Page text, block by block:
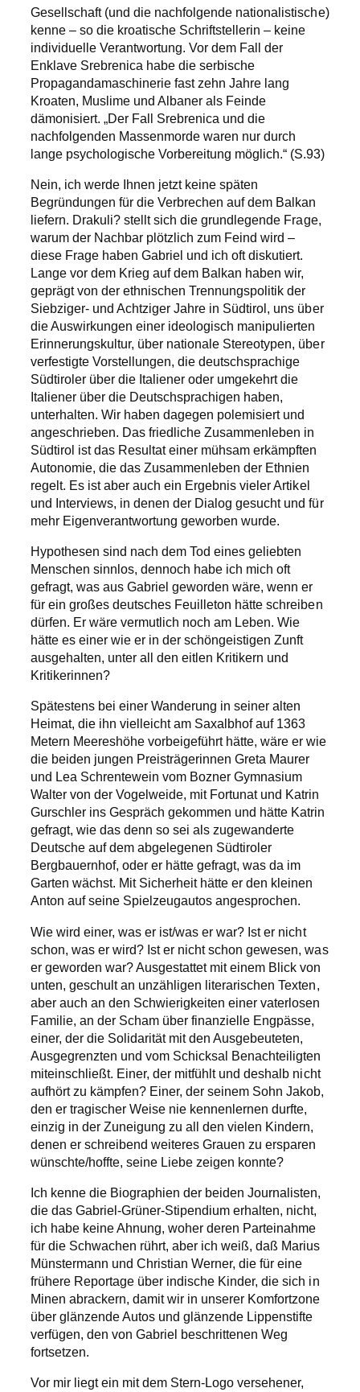
Gesellschaft (und die nachfolgende nationalistische)
kenne – so die kroatische Schriftstellerin – keine
individuelle Verantwortung. Vor dem Fall der
Enklave Srebrenica habe die serbische
Propagandamaschinerie fast zehn Jahre lang
Kroaten, Muslime und Albaner als Feinde
dämonisiert. „Der Fall Srebrenica und die
nachfolgenden Massenmorde waren nur durch
lange psychologische Vorbereitung möglich.“ (S.93)
Nein, ich werde Ihnen jetzt keine späten
Begründungen für die Verbrechen auf dem Balkan
liefern. Drakuli? stellt sich die grundlegende Frage,
warum der Nachbar plötzlich zum Feind wird –
diese Frage haben Gabriel und ich oft diskutiert.
Lange vor dem Krieg auf dem Balkan haben wir,
geprägt von der ethnischen Trennungspolitik der
Siebziger- und Achtziger Jahre in Südtirol, uns über
die Auswirkungen einer ideologisch manipulierten
Erinnerungskultur, über nationale Stereotypen, über
verfestigte Vorstellungen, die deutschsprachige
Südtiroler über die Italiener oder umgekehrt die
Italiener über die Deutschsprachigen haben,
unterhalten. Wir haben dagegen polemisiert und
angeschrieben. Das friedliche Zusammenleben in
Südtirol ist das Resultat einer mühsam erkämpften
Autonomie, die das Zusammenleben der Ethnien
regelt. Es ist aber auch ein Ergebnis vieler Artikel
und Interviews, in denen der Dialog gesucht und für
mehr Eigenverantwortung geworben wurde.
Hypothesen sind nach dem Tod eines geliebten
Menschen sinnlos, dennoch habe ich mich oft
gefragt, was aus Gabriel geworden wäre, wenn er
für ein großes deutsches Feuilleton hätte schreiben
dürfen. Er wäre vermutlich noch am Leben. Wie
hätte es einer wie er in der schöngeistigen Zunft
ausgehalten, unter all den eitlen Kritikern und
Kritikerinnen?
Spätestens bei einer Wanderung in seiner alten
Heimat, die ihn vielleicht am Saxalbhof auf 1363
Metern Meereshöhe vorbeigeführt hätte, wäre er wie
die beiden jungen Preisträgerinnen Greta Maurer
und Lea Schrentewein vom Bozner Gymnasium
Walter von der Vogelweide, mit Fortunat und Katrin
Gurschler ins Gespräch gekommen und hätte Katrin
gefragt, wie das denn so sei als zugewanderte
Deutsche auf dem abgelegenen Südtiroler
Bergbauernhof, oder er hätte gefragt, was da im
Garten wächst. Mit Sicherheit hätte er den kleinen
Anton auf seine Spielzeugautos angesprochen.
Wie wird einer, was er ist/was er war? Ist er nicht
schon, was er wird? Ist er nicht schon gewesen, was
er geworden war? Ausgestattet mit einem Blick von
unten, geschult an unzähligen literarischen Texten,
aber auch an den Schwierigkeiten einer vaterlosen
Familie, an der Scham über finanzielle Engpässe,
einer, der die Solidarität mit den Ausgebeuteten,
Ausgegrenzten und vom Schicksal Benachteiligten
miteinschließt. Einer, der mitfühlt und deshalb nicht
aufhört zu kämpfen? Einer, der seinem Sohn Jakob,
den er tragischer Weise nie kennenlernen durfte,
einzig in der Zuneigung zu all den vielen Kindern,
denen er schreibend weiteres Grauen zu ersparen
wünschte/hoffte, seine Liebe zeigen konnte?
Ich kenne die Biographien der beiden Journalisten,
die das Gabriel-Grüner-Stipendium erhalten, nicht,
ich habe keine Ahnung, woher deren Parteinahme
für die Schwachen rührt, aber ich weiß, daß Marius
Münstermann und Christian Werner, die für eine
frühere Reportage über indische Kinder, die sich in
Minen abrackern, damit wir in unserer Komfortzone
über glänzende Autos und glänzende Lippenstifte
verfügen, den von Gabriel beschrittenen Weg
fortsetzen.
Vor mir liegt ein mit dem Stern-Logo versehener,